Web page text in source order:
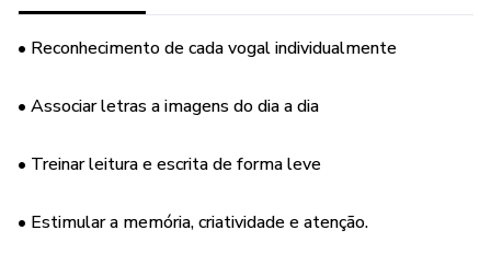
• Reconhecimento de cada vogal individualmente
• Associar letras a imagens do dia a dia
• Treinar leitura e escrita de forma leve
• Estimular a memória, criatividade e atenção.